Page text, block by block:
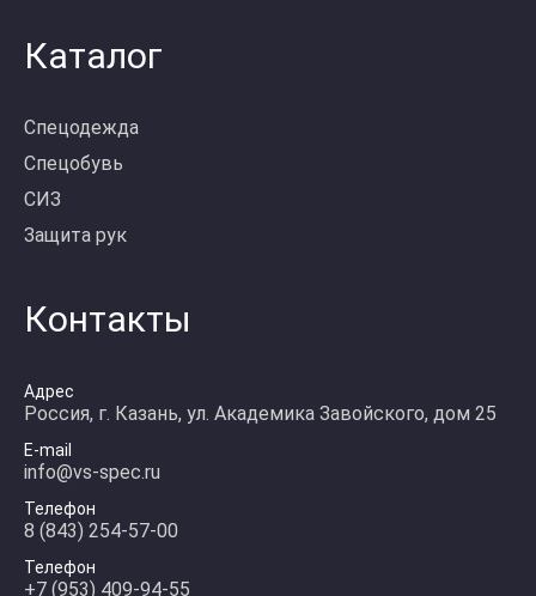
Каталог
Спецодежда
Спецобувь
СИЗ
Защита рук
Контакты
Адрес
Россия, г. Казань, ул. Академика Завойского, дом 25
E-mail
info@vs-spec.ru
Телефон
8 (843) 254-57-00
Телефон
+7 (953) 409-94-55